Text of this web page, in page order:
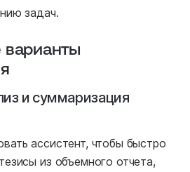
задач.
варианты
и суммаризация
ассистент, чтобы быстро
из объемного отчета,